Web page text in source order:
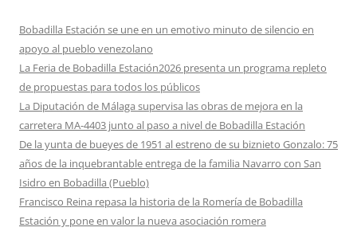
Bobadilla Estación se une en un emotivo minuto de silencio en
apoyo al pueblo venezolano
La Feria de Bobadilla Estación2026 presenta un programa repleto
de propuestas para todos los públicos
La Diputación de Málaga supervisa las obras de mejora en la
carretera MA-4403 junto al paso a nivel de Bobadilla Estación
De la yunta de bueyes de 1951 al estreno de su biznieto Gonzalo: 75
años de la inquebrantable entrega de la familia Navarro con San
Isidro en Bobadilla (Pueblo)
Francisco Reina repasa la historia de la Romería de Bobadilla
Estación y pone en valor la nueva asociación romera